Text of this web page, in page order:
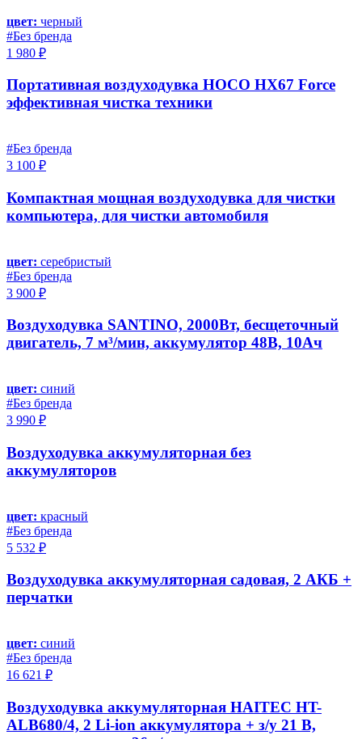
цвет: черный
#Без бренда
1 980 ₽
Портативная воздуходувка HOCO HX67 Force
эффективная чистка техники
#Без бренда
3 100 ₽
Компактная мощная воздуходувка для чистки
компьютера, для чистки автомобиля
цвет: серебристый
#Без бренда
3 900 ₽
Воздуходувка SANTINO, 2000Вт, бесщеточный
двигатель, 7 м³/мин, аккумулятор 48В, 10Ач
цвет: синий
#Без бренда
3 990 ₽
Воздуходувка аккумуляторная без
аккумуляторов
цвет: красный
#Без бренда
5 532 ₽
Воздуходувка аккумуляторная садовая, 2 АКБ +
перчатки
цвет: синий
#Без бренда
16 621 ₽
Воздуходувка аккумуляторная HAITEC HT-
ALB680/4, 2 Li-ion аккумулятора + з/у 21 В,